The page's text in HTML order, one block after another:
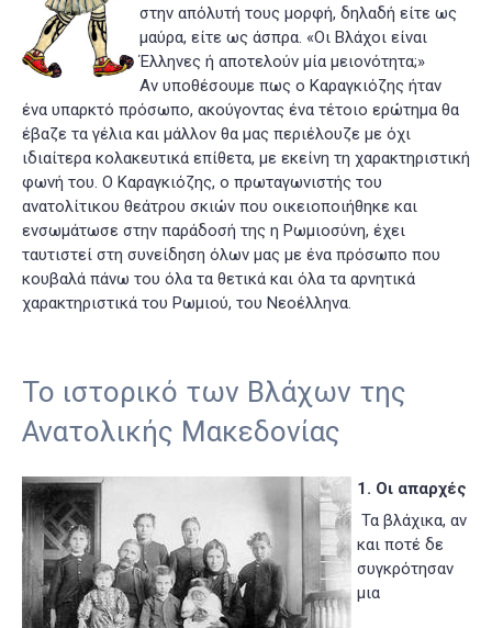
στην απόλυτή τους μορφή, δηλαδή είτε ως
μαύρα, είτε ως άσπρα. «Οι Βλάχοι είναι
Έλληνες ή αποτελούν μία μειονότητα;»
Αν υποθέσουμε πως ο Καραγκιόζης ήταν
ένα υπαρκτό πρόσωπο, ακούγοντας ένα τέτοιο ερώτημα θα
έβαζε τα γέλια και μάλλον θα μας περιέλουζε με όχι
ιδιαίτερα κολακευτικά επίθετα, με εκείνη τη χαρακτηριστική
φωνή του. Ο Καραγκιόζης, ο πρωταγωνιστής του
ανατολίτικου θεάτρου σκιών που οικειοποιήθηκε και
ενσωμάτωσε στην παράδοσή της η Ρωμιοσύνη, έχει
ταυτιστεί στη συνείδηση όλων μας με ένα πρόσωπο που
κουβαλά πάνω του όλα τα θετικά και όλα τα αρνητικά
χαρακτηριστικά του Ρωμιού, του Νεοέλληνα.
Το ιστορικό των Βλάχων της
Ανατολικής Μακεδονίας
1. Οι απαρχές
Τα βλάχικα, αν
και ποτέ δε
συγκρότησαν
μια